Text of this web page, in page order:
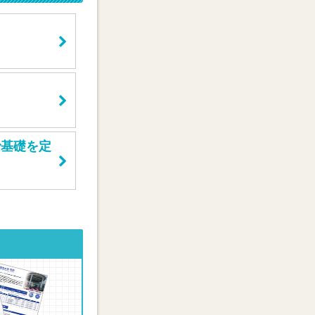
礎を定